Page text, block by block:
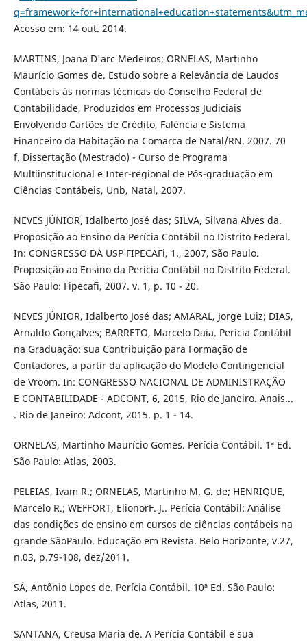
Acesso em: 14 out. 2014.
MARTINS, Joana D'arc Medeiros; ORNELAS, Martinho
Maurício Gomes de. Estudo sobre a Relevância de Laudos
Contábeis às normas técnicas do Conselho Federal de
Contabilidade, Produzidos em Processos Judiciais
Envolvendo Cartões de Crédito, Falência e Sistema
Financeiro da Habitação na Comarca de Natal/RN. 2007. 70
f. Dissertação (Mestrado) - Curso de Programa
Multiinstitucional e Inter-regional de Pós-graduação em
Ciências Contábeis, Unb, Natal, 2007.
NEVES JÚNIOR, Idalberto José das; SILVA, Silvana Alves da.
Proposição ao Ensino da Perícia Contábil no Distrito Federal.
In: CONGRESSO DA USP FIPECAFi, 1., 2007, São Paulo.
Proposição ao Ensino da Perícia Contábil no Distrito Federal.
São Paulo: Fipecafi, 2007. v. 1, p. 10 - 20.
NEVES JÚNIOR, Idalberto José das; AMARAL, Jorge Luiz; DIAS,
Arnaldo Gonçalves; BARRETO, Marcelo Daia. Perícia Contábil
na Graduação: sua Contribuição para Formação de
Contadores, a partir da aplicação do Modelo Contingencial
de Vroom. In: CONGRESSO NACIONAL DE ADMINISTRAÇÃO
E CONTABILIDADE - ADCONT, 6, 2015, Rio de Janeiro. Anais...
. Rio de Janeiro: Adcont, 2015. p. 1 - 14.
ORNELAS, Martinho Maurício Gomes. Perícia Contábil. 1ª Ed.
São Paulo: Atlas, 2003.
PELEIAS, Ivam R.; ORNELAS, Martinho M. G. de; HENRIQUE,
Marcelo R.; WEFFORT, ElionorF. J.. Perícia Contábil: Análise
das condições de ensino em cursos de ciências contábeis na
grande SãoPaulo. Educação em Revista. Belo Horizonte, v.27,
n.03, p.79-108, dez/2011.
SÁ, Antônio Lopes de. Perícia Contábil. 10ª Ed. São Paulo:
Atlas, 2011.
SANTANA, Creusa Maria de. A Perícia Contábil e sua